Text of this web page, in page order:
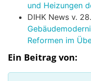
und Heizungen
DIHK News v.
Reformen im
Ein Beitrag von: